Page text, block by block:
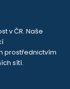
v ČR. Naše
prostřednictvím
sítí.